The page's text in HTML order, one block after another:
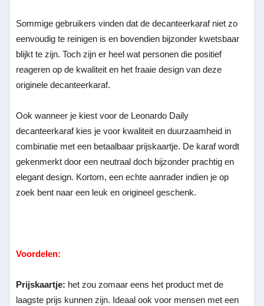
Sommige gebruikers vinden dat de decanteerkaraf niet zo
eenvoudig te reinigen is en bovendien bijzonder kwetsbaar
blijkt te zijn. Toch zijn er heel wat personen die positief
reageren op de kwaliteit en het fraaie design van deze
originele decanteerkaraf.
Ook wanneer je kiest voor de Leonardo Daily
decanteerkaraf kies je voor kwaliteit en duurzaamheid in
combinatie met een betaalbaar prijskaartje. De karaf wordt
gekenmerkt door een neutraal doch bijzonder prachtig en
elegant design. Kortom, een echte aanrader indien je op
zoek bent naar een leuk en origineel geschenk.
Voordelen:
Prijskaartje: het zou zomaar eens het product met de
laagste prijs kunnen zijn. Ideaal ook voor mensen met een